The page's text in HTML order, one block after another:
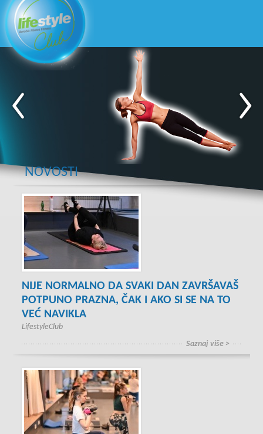
NOVOSTI
NIJE NORMALNO DA SVAKI DAN ZAVRŠAVAŠ
POTPUNO PRAZNA, ČAK I AKO SI SE NA TO
VEĆ NAVIKLA
LifestyleClub
Saznaj više >